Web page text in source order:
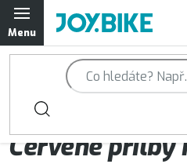
Přejít
na
obsah
Trailová kola Qayron
Horská kola Qayron
Dámská horská kola Qayron
Červené přilby